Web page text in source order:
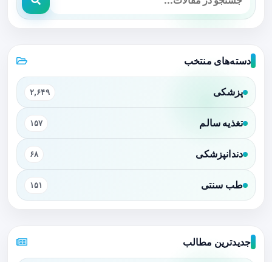
دسته‌های منتخب
پزشکی ۲,۶۴۹
تغذیه سالم ۱۵۷
دندانپزشکی ۶۸
طب سنتی ۱۵۱
جدیدترین مطالب